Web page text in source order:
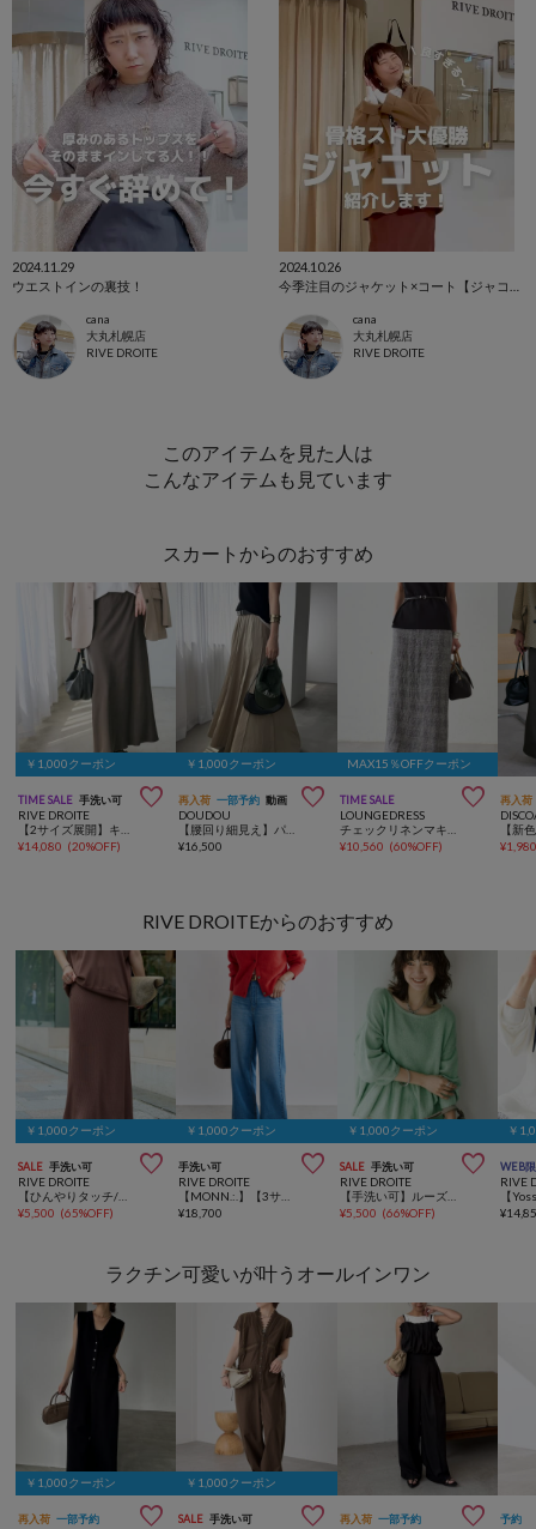
2024.11.29
ウエストインの裏技！
cana
大丸札幌店
RIVE DROITE
2024.10.26
cana
大丸札幌店
RIVE DROITE
このアイテムを見た人は
こんなアイテムも見ています
スカートからのおすすめ
￥1,000クーポン
TIME SALE 手洗い可 
RIVE DROITE
¥14,080 (20%OFF)
￥1,000クーポン
再入荷 一部予約 動画 
DOUDOU
¥16,500
MAX15％OFFクーポン
TIME SALE 
LOUNGEDRESS
¥10,560 (60%OFF)
再入荷
¥
RIVE DROITEからのおすすめ
￥1,000クーポン
SALE 手洗い可 
RIVE DROITE
¥5,500 (65%OFF)
￥1,000クーポン
手洗い可 
RIVE DROITE
¥18,700
￥1,000クーポン
SALE 手洗い可 
RIVE DROITE
【手洗い可】ルーズペプラムニット
¥5,500 (66%OFF)
￥
WEB
RIVE
¥
ラクチン可愛いが叶うオールインワン
￥1,000クーポン
再入荷 一部予約 
￥1,000クーポン
SALE 手洗い可  再入荷 一部予約  予約